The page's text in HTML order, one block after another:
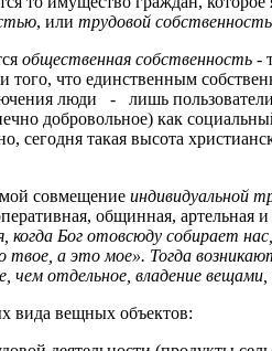
, или трудовой
общественная собственность -
что единственным
люди - лишь
добровольное) как
сегодня такая высота
совмещение индивидуальной
общинная,
когда Бог отовсюду собирает
а это мое». Тогда
чем отдельное, владение вещами,
вида вещных объектов: